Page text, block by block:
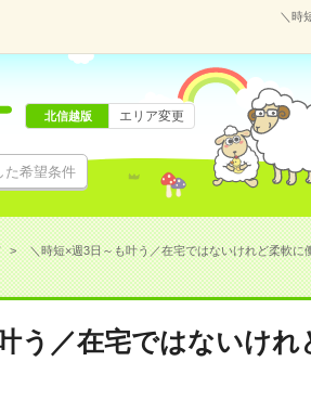
＼時
た希望条件
北信越版 エリア変更
＼時短×週3日～も叶う／在宅ではないけれど柔軟に
う／在宅ではないけれ